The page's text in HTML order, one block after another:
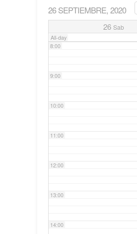
26 SEPTIEMBRE, 2020
26 Sab
All-day
7:00
8:00
9:00
10:00
11:00
12:00
13:00
14:00